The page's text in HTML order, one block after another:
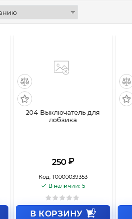
204 Выключатель для
лобзика
250 ₽
Код: Т0000039353
В наличии: 5
В КОРЗИНУ